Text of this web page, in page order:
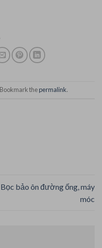
thepermalink.
Bọc bảo ôn đường ống, máy
móc